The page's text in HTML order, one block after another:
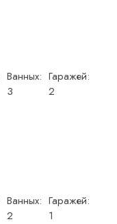
Ванных:
3
Гаражей:
2
Ванных:
2
Гаражей:
1